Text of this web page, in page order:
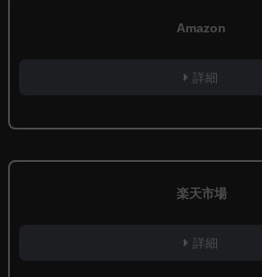
Amazon
詳細
楽天市場
詳細